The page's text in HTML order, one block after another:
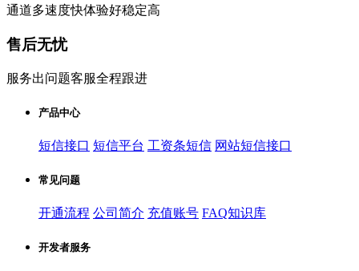
通道多速度快体验好稳定高
售后无忧
服务出问题客服全程跟进
产品中心
短信接口 短信平台 工资条短信 网站短信接口
常见问题
开通流程 公司简介 充值账号 FAQ知识库
开发者服务